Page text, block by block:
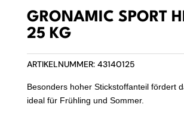
GRONAMIC SPORT
25 KG
ARTIKELNUMMER: 43140125
Besonders hoher Stickstoffanteil fördert
ideal für Frühling und Sommer.